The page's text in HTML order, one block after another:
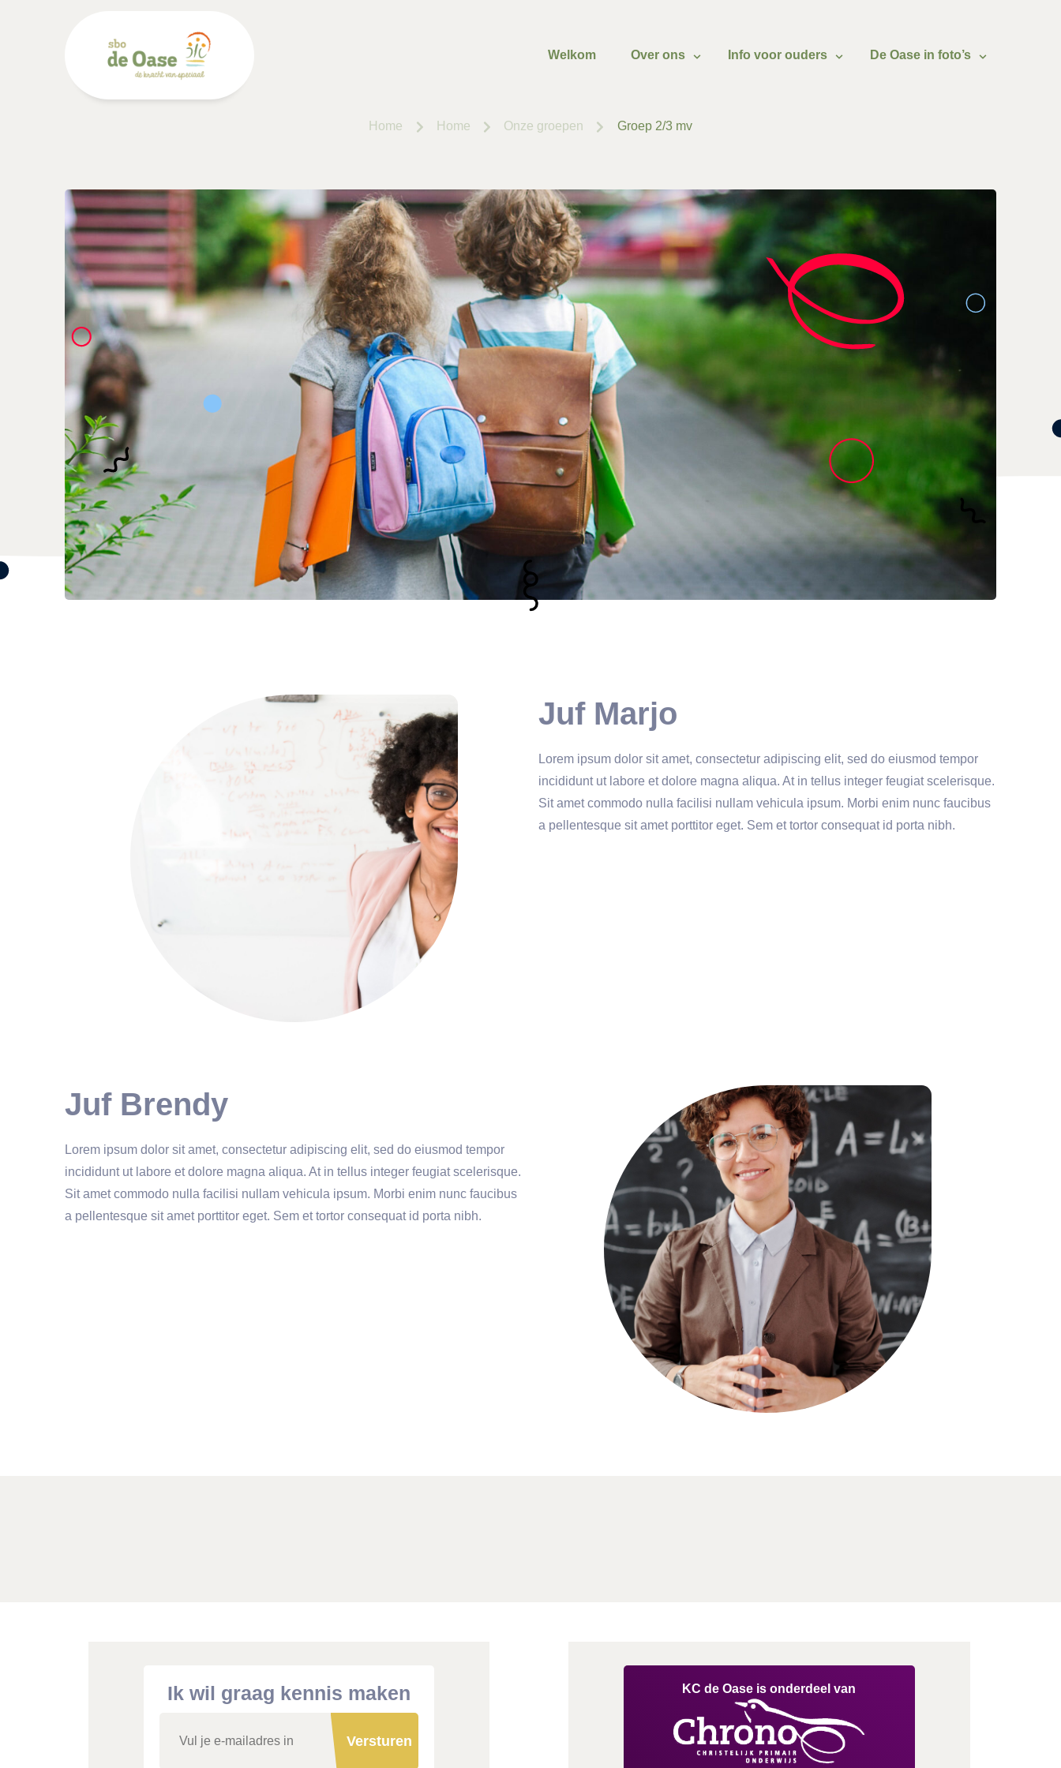
Welkom Over ons Info voor ouders De Oase in foto’s
Home Home Onze groepen Groep 2/3 mv
Juf Marjo
Lorem ipsum dolor sit amet, consectetur adipiscing elit, sed do eiusmod tempor
incididunt ut labore et dolore magna aliqua. At in tellus integer feugiat scelerisque.
Sit amet commodo nulla facilisi nullam vehicula ipsum. Morbi enim nunc faucibus
a pellentesque sit amet porttitor eget. Sem et tortor consequat id porta nibh.
Juf Brendy
Lorem ipsum dolor sit amet, consectetur adipiscing elit, sed do eiusmod tempor
incididunt ut labore et dolore magna aliqua. At in tellus integer feugiat scelerisque.
Sit amet commodo nulla facilisi nullam vehicula ipsum. Morbi enim nunc faucibus
a pellentesque sit amet porttitor eget. Sem et tortor consequat id porta nibh.
Ik wil graag kennis maken
Versturen
KC de Oase is onderdeel van